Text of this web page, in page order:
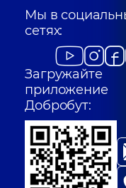
Мы в
сетях:
Загружайте
приложение
Добробут: